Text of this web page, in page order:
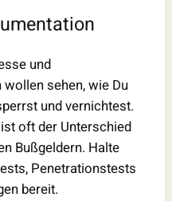
und
sehen, wie Du
und vernichtest.
oft der Unterschied
Bußgeldern. Halte
Penetrationstests
bereit.